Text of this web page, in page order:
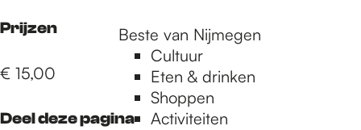
Beste van Nijmegen
Cultuur
Eten & drinken
Shoppen
Activiteiten
Prijzen
€ 15,00
Deel deze pagina